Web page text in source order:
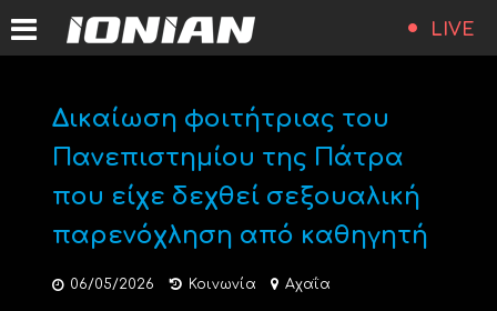
LIVE
Δικαίωση φοιτήτριας του
Πανεπιστημίου της Πάτρα
που είχε δεχθεί σεξουαλική
παρενόχληση από καθηγητή
06/05/2026 Κοινωνία Αχαΐα